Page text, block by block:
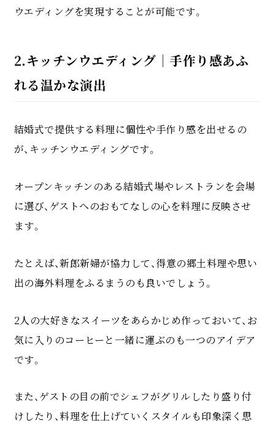
ウエディングを実現することが可能です。
2.キッチンウエディング｜手作り感あふ
れる温かな演出
結婚式で提供する料理に個性や手作り感を出せるの
が、キッチンウエディングです。
オープンキッチンのある結婚式場やレストランを会場
に選び、ゲストへのおもてなしの心を料理に反映させ
ます。
たとえば、新郎新婦が協力して、得意の郷土料理や思い
出の海外料理をふるまうのも良いでしょう。
2人の大好きなスイーツをあらかじめ作っておいて、お
気に入りのコーヒーと一緒に運ぶのも一つのアイデア
です。
また、ゲストの目の前でシェフがグリルしたり盛り付
けしたり、料理を仕上げていくスタイルも印象深く思